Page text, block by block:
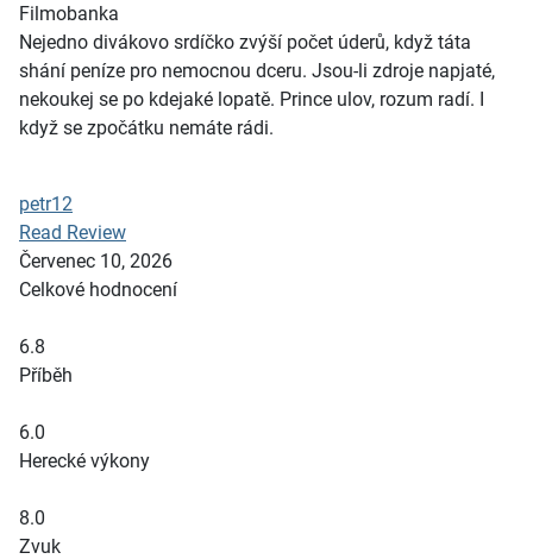
Filmobanka
Nejedno divákovo srdíčko zvýší počet úderů, když táta
shání peníze pro nemocnou dceru. Jsou-li zdroje napjaté,
nekoukej se po kdejaké lopatě. Prince ulov, rozum radí. I
když se zpočátku nemáte rádi.
petr12
Read Review
Červenec 10, 2026
Celkové hodnocení
6.8
Příběh
6.0
Herecké výkony
8.0
Zvuk